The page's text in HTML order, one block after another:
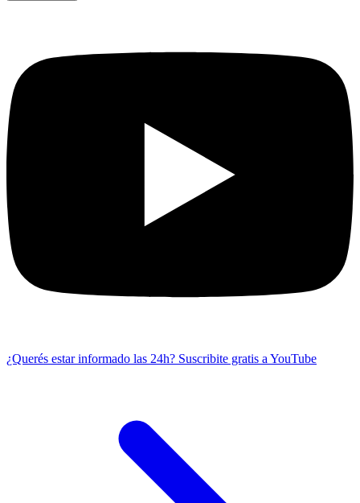
¿Querés estar informado las 24h? Suscribite gratis a YouTube